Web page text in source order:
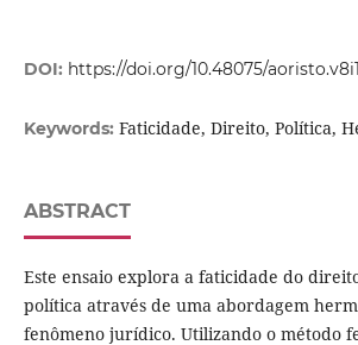
DOI: https://doi.org/10.48075/
Keywords: Faticidade, Direito, Política,
ABSTRACT
Este ensaio explora a faticidade do
política através de uma abordagem
fenômeno jurídico. Utilizando o método